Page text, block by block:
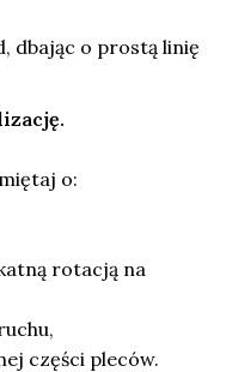
dbając o prostą linię
o:
rotacją na
części pleców.